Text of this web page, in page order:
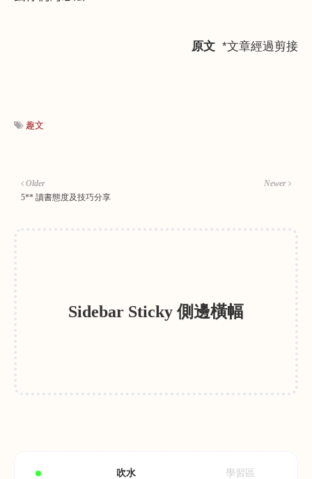
原文 *文章經過剪接
趣文
Newer
Older
5** 讀書態度及技巧分享
Sidebar Sticky 側邊橫幅
吹水 學習區